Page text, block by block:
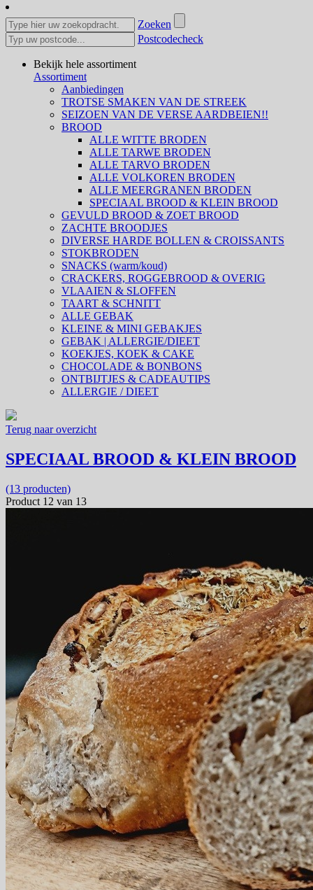
Zoeken
Postcodecheck
Bekijk hele assortiment
Assortiment
Aanbiedingen
TROTSE SMAKEN VAN DE STREEK
SEIZOEN VAN DE VERSE AARDBEIEN!!
BROOD
ALLE WITTE BRODEN
ALLE TARWE BRODEN
ALLE TARVO BRODEN
ALLE VOLKOREN BRODEN
ALLE MEERGRANEN BRODEN
SPECIAAL BROOD & KLEIN BROOD
GEVULD BROOD & ZOET BROOD
ZACHTE BROODJES
DIVERSE HARDE BOLLEN & CROISSANTS
STOKBRODEN
SNACKS (warm/koud)
CRACKERS, ROGGEBROOD & OVERIG
VLAAIEN & SLOFFEN
TAART & SCHNITT
ALLE GEBAK
KLEINE & MINI GEBAKJES
GEBAK | ALLERGIE/DIEET
KOEKJES, KOEK & CAKE
CHOCOLADE & BONBONS
ONTBIJTJES & CADEAUTIPS
ALLERGIE / DIEET
Terug naar overzicht
SPECIAAL BROOD & KLEIN BROOD
(13 producten)
Product 12 van 13